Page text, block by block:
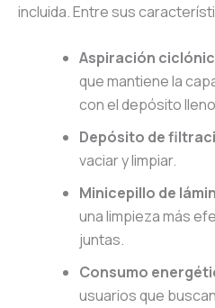
incluida. Entre sus
Aspiración
que mantiene la
con el depósito
Depósito de
vaciar y limpiar.
Minicepillo de
una limpieza más
juntas.
Consumo
usuarios que